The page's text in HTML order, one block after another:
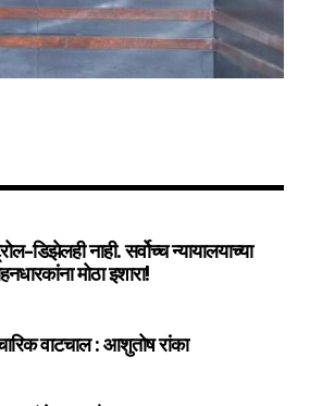
डिझेलही नाही. सर्वोच्च न्यायालयाच्या
मोठा इशारा!
वाटचाल : आशुतोष रांका